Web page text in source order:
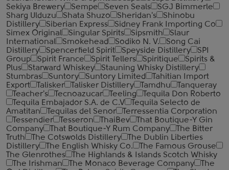
Sekiya Brewery
Sempe Seven Seals
SGJ Bimmerle
Sharg Ulduzu
Shata Shuzo Sheridan's
Shinobu
Distillery
Siberian Express
Sidney Frank Importing Co
Simex Original
Singular Spirits Sipsmith
Slaur
International
Smokehead Sodiko N. V.
Song Cai
Distillery
Spencerfield Spirit Speyside Distillery
SPI
Group
Spirit France Spirit Tellers Spiritique
Spirits &
Plus
Starward Whiskey
Stauning Whisky Distillery
Stumbras
Suntory Suntory Limited
Tahitian Import
Export
Talisker Talisker Distillery Tamdhu
Tanqueray
Teacher's
Tecnoazucar Teeling
Tequila Don Roberto
Tequila Embajador S.A. de C.V
Tequila Selecto de
Amatitan
Tequilas del Senor
Terressentia Corporation
Tessendier
Tesseron ThaiBev
That Boutique-Y Gin
Company
That Boutique-Y Rum Company
The Bitter
Truth
The Cotswolds Distillery
The Dublin Liberties
Distillery
The English Whisky Co.
The Famous Grouse
The Glenrothes
The Highlands & Islands Scotch Whisky
The Irishman
The Monaco Beverage Company
The